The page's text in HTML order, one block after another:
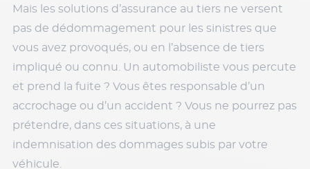
Mais les solutions d’assurance au tiers ne versent
pas de dédommagement pour les sinistres que
vous avez provoqués, ou en l’absence de tiers
impliqué ou connu. Un automobiliste vous percute
et prend la fuite ? Vous êtes responsable d’un
accrochage ou d’un accident ? Vous ne pourrez pas
prétendre, dans ces situations, à une
indemnisation des dommages subis par votre
véhicule.